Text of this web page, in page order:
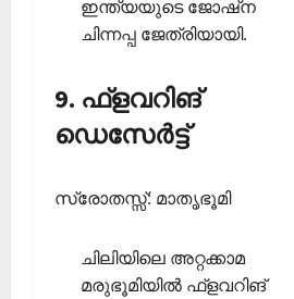
ഇന്ത്യയുടെ ജോഷ്‌ന
ചിന്നപ്പ ജേത്രിയായി.
9. ഫ്‌ളവറിങ്
ഡെസേര്‍ട്ട്
സ്രോതസ്സ്: മാതൃഭൂമി
ചിലിയിലെ അറ്റക്കാമ
മരുഭൂമിയില്‍ ഫ്‌ളവറിങ്